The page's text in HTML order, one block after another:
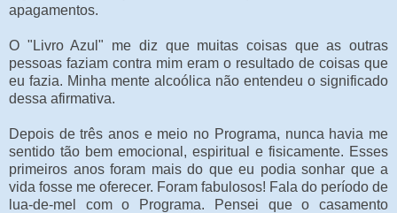
apagamentos.
O "Livro Azul" me diz que muitas coisas que as outras
pessoas faziam contra mim eram o resultado de coisas que
eu fazia. Minha mente alcoólica não entendeu o significado
dessa afirmativa.
Depois de três anos e meio no Programa, nunca havia me
sentido tão bem emocional, espiritual e fisicamente. Esses
primeiros anos foram mais do que eu podia sonhar que a
vida fosse me oferecer. Foram fabulosos! Fala do período de
lua-de-mel com o Programa. Pensei que o casamento